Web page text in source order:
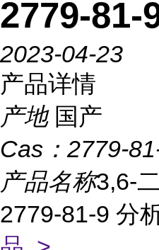
2779-81-
2023-04-23
产品详情
产地 国产
Cas： 2779-
产品名称3,6-
2779-81-9 分